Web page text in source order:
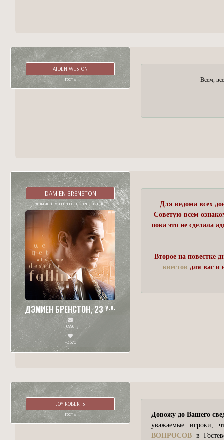
AIDEN WESTON
гость Всем,
DAMIEN BRENSTON
дэмиен, мать твою, бренстон! (с)
ДЭМИЕН БРЕНСТОН, 23 y.o.
6996
+3570
Для ведома всех
Советую всем
пока это не сделала
Второе на повестке
квестов для вас и
JOY ROBERTS
гость
Довожу до Вашего
уважаемые игроки,
ВОПРОСОВ в